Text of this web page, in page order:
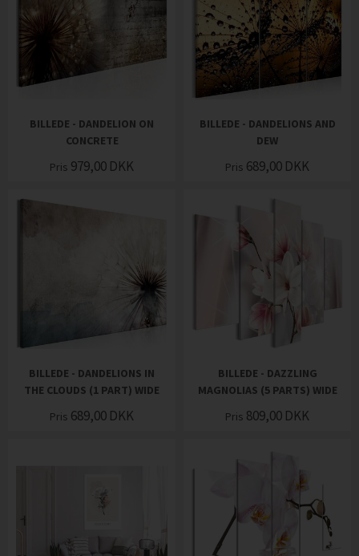
BILLEDE - DANDELION ON
CONCRETE
Pris 979,00 DKK
BILLEDE - DANDELIONS AND
DEW
Pris 689,00 DKK
BILLEDE - DANDELIONS IN
THE CLOUDS (1 PART) WIDE
Pris 689,00 DKK
BILLEDE - DAZZLING
MAGNOLIAS (5 PARTS) WIDE
Pris 809,00 DKK